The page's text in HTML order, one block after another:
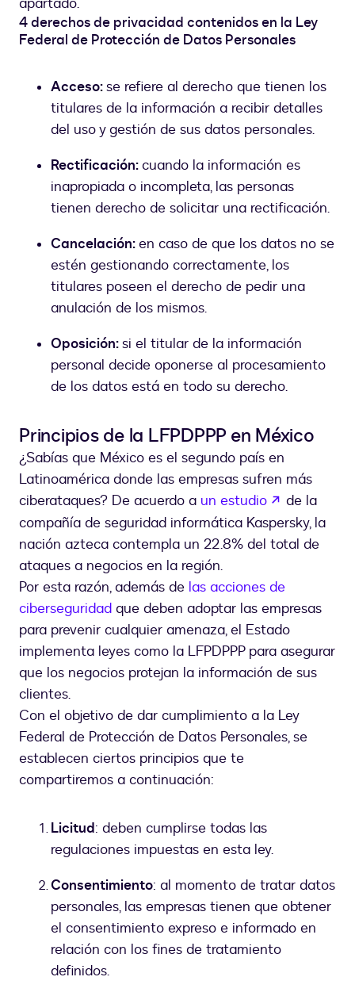
4 derechos de privacidad contenidos en la Ley
Federal de Protección de Datos Personales
Acceso:se refiere al derecho que tienen los
titulares de la información a recibir detalles
del uso y gestión de sus datos personales.
Rectificación:cuando la información es
inapropiada o incompleta, las personas
tienen derecho de solicitar una rectificación.
Cancelación:en caso de que los datos no se
estén gestionando correctamente, los
titulares poseen el derecho de pedir una
anulación de los mismos.
Oposición:si el titular de la información
personal decide oponerse al procesamiento
de los datos está en todo su derecho.
Principios de la LFPDPPP en México
¿Sabías que México es el segundo país en
Latinoamérica donde las empresas sufren más
ciberataques? De acuerdo a un estudio abre em
de la
compañía de seguridad informática Kaspersky, la
nación azteca contempla un 22.8% del total de
ataques a negocios en la región.
Por esta razón, además de las acciones de
ciberseguridad que deben adoptar las empresas
para prevenir cualquier amenaza, el Estado
implementa leyes como la LFPDPPP para asegurar
que los negocios protejan la información de sus
clientes.
Con el objetivo de dar cumplimiento a la Ley
Federal de Protección de Datos Personales, se
establecen ciertos principios que te
compartiremos a continuación:
Licitud: deben cumplirse todas las
regulaciones impuestas en esta ley.
Consentimiento: al momento de tratar datos
personales, las empresas tienen que obtener
el consentimiento expreso e informado en
relación con los fines de tratamiento
definidos.